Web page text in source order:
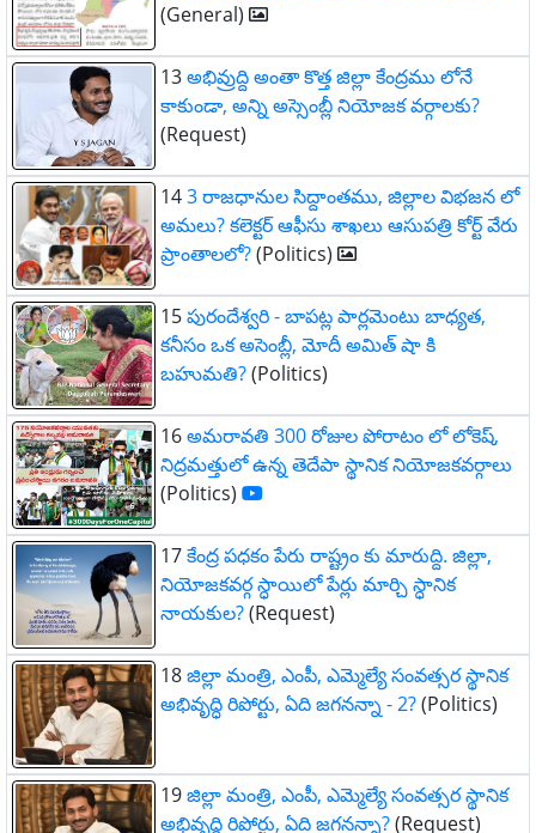
(General)
13అభివ్రుద్ది అంతా కొత్త జిల్లా కేంద్రము లోనే
కాకుండా, అన్ని అస్సెంబ్లీ నియోజక వర్గాలకు?
(Request)
143 రాజధానుల సిద్దాంతము, జిల్లాల విభజన లో
అమలు? కలెక్టర్ ఆఫీసు శాఖలు ఆసుపత్రి కోర్ట్ వేరు
ప్రాంతాలలో?(Politics)
15పురందేశ్వరి - బాపట్ల పార్లమెంటు బాధ్యత,
కనీసం ఒక అసెంబ్లీ, మోదీ అమిత్ షా కి
బహుమతి?(Politics)
16అమరావతి 300 రోజుల పోరాటం లో లోకెష్,
నిద్రమత్తులో ఉన్న తెదేపా స్థానిక నియోజకవర్గాలు
(Politics)
17కేంద్ర పధకం పేరు రాష్ట్రం కు మారుద్ది. జిల్లా,
నియోజకవర్గ స్ధాయిలో పేర్లు మార్చి స్ధానిక
నాయకుల?(Request)
18జిల్లా మంత్రి, ఎంపీ, ఎమ్మెల్యే సంవత్సర స్థానిక
అభివృద్ధి రిపోర్టు, ఏది జగనన్నా - 2?(Politics)
19జిల్లా మంత్రి, ఎంపీ, ఎమ్మెల్యే సంవత్సర స్థానిక
అభివృద్ధి రిపోర్టు, ఏది జగనన్నా?(Request)